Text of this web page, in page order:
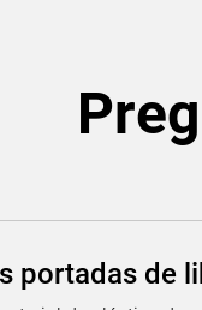
portadas de